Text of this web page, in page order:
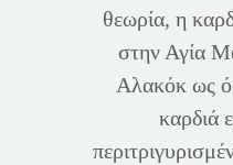
θεωρία, η
στην Αγία
Αλακόκ ως
καρδιά